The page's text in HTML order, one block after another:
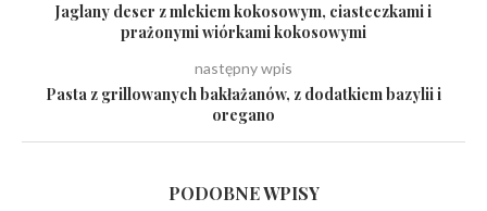
Jaglany deser z mlekiem kokosowym, ciasteczkami i
prażonymi wiórkami kokosowymi
następny wpis
Pasta z grillowanych bakłażanów, z dodatkiem bazylii i
oregano
PODOBNE WPISY